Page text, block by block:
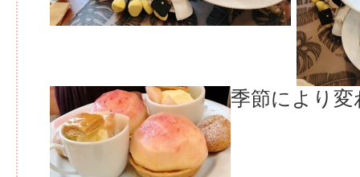
季節により